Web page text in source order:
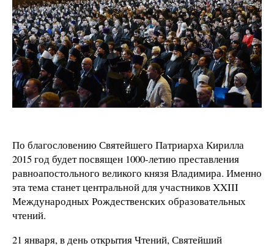
По благословению Святейшего Патриарха Кирилла
2015 год будет посвящен 1000-летию преставления
равноапостольного великого князя Владимира. Именно
эта тема станет центральной для участников XXIII
Международных Рождественских образовательных
чтений.
21 января, в день открытия Чтений, Святейший